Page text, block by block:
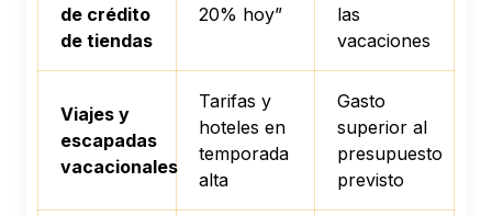
de crédito
de tiendas
20% hoy”
las
vacaciones
Viajes y
escapadas
vacacionales
Tarifas y
hoteles en
temporada
alta
Gasto
superior al
presupuesto
previsto